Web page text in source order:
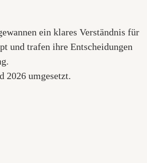
ein klares Verständnis für
und trafen ihre Entscheidungen
2026 umgesetzt.